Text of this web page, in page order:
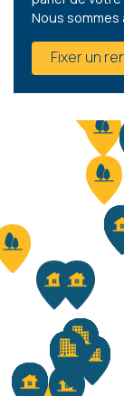
Nous
Fixer un